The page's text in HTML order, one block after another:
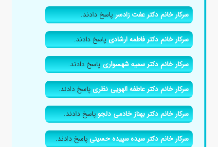
سرکار خانم دکتر عفت زادسرپاسخ دادند.
سرکار خانم دکتر فاطمه ارشادیپاسخ دادند.
سرکار خانم دکتر سمیه شهسواریپاسخ دادند.
سرکار خانم دکتر عاطفه الهویی نظریپاسخ دادند.
سرکار خانم دکتر بهناز خادمی دلجوپاسخ دادند.
سرکار خانم دکتر سیده سپیده حسینیپاسخ دادند.